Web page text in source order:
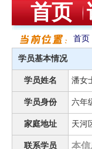
首页
首页
学员基本情况
学员姓名 潘女
学员身份 六年
家庭地址 天河
联系学员 本